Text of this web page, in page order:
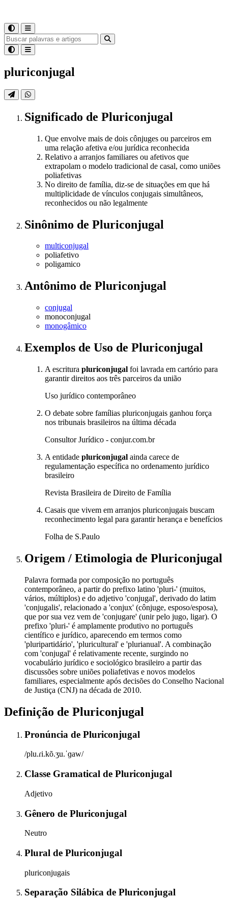
pluriconjugal
Significado de Pluriconjugal
Que envolve mais de dois cônjuges ou parceiros em
uma relação afetiva e/ou jurídica reconhecida
Relativo a arranjos familiares ou afetivos que
extrapolam o modelo tradicional de casal, como uniões
poliafetivas
No direito de família, diz-se de situações em que há
multiplicidade de vínculos conjugais simultâneos,
reconhecidos ou não legalmente
Sinônimo de Pluriconjugal
multiconjugal
poliafetivo
poligamico
Antônimo de Pluriconjugal
conjugal
monoconjugal
monogâmico
Exemplos de Uso de Pluriconjugal
A escritura pluriconjugal foi lavrada em cartório para
garantir direitos aos três parceiros da união
Uso jurídico contemporâneo
O debate sobre famílias pluriconjugais ganhou força
nos tribunais brasileiros na última década
Consultor Jurídico - conjur.com.br
A entidade pluriconjugal ainda carece de
regulamentação específica no ordenamento jurídico
brasileiro
Revista Brasileira de Direito de Família
Casais que vivem em arranjos pluriconjugais buscam
reconhecimento legal para garantir herança e benefícios
Folha de S.Paulo
Origem / Etimologia de Pluriconjugal
Palavra formada por composição no português
contemporâneo, a partir do prefixo latino 'pluri-' (muitos,
vários, múltiplos) e do adjetivo 'conjugal', derivado do latim
'conjugalis', relacionado a 'conjux' (cônjuge, esposo/esposa),
que por sua vez vem de 'conjugare' (unir pelo jugo, ligar). O
prefixo 'pluri-' é amplamente produtivo no português
científico e jurídico, aparecendo em termos como
'pluripartidário', 'pluricultural' e 'plurianual'. A combinação
com 'conjugal' é relativamente recente, surgindo no
vocabulário jurídico e sociológico brasileiro a partir das
discussões sobre uniões poliafetivas e novos modelos
familiares, especialmente após decisões do Conselho Nacional
de Justiça (CNJ) na década de 2010.
Definição de Pluriconjugal
Pronúncia de Pluriconjugal
/plu.ɾi.kõ.ʒu.ˈɡaw/
Classe Gramatical de Pluriconjugal
Adjetivo
Gênero de Pluriconjugal
Neutro
Plural de Pluriconjugal
pluriconjugais
Separação Silábica de Pluriconjugal